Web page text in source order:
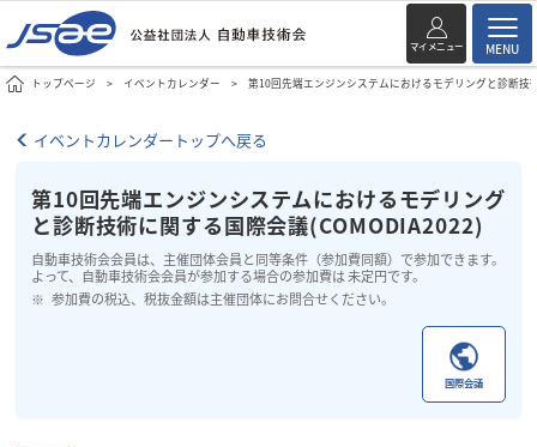
マイメニュー MENU
トップページ イベントカレンダー 第10回先端エンジンシステムにおけるモデリングと診断技
イベントカレンダートップへ戻る
第10回先端エンジンシステムにおけるモデリング
と診断技術に関する国際会議(COMODIA2022)
自動車技術会会員は、主催団体会員と同等条件（参加費同額）で参加できます。
よって、自動車技術会会員が参加する場合の参加費は 未定円です。
参加費の税込、税抜金額は主催団体にお問合せください。
国際会議